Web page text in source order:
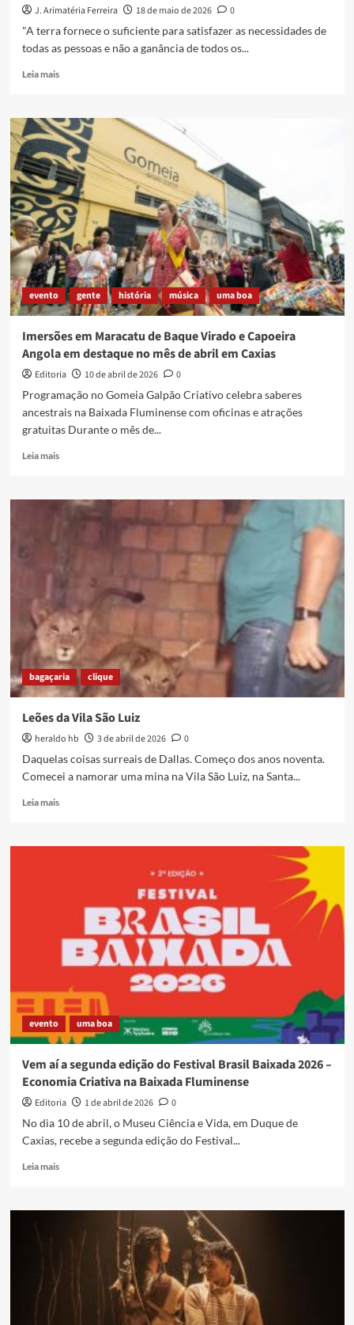
J. Arimatéria Ferreira 18 de maio de 2026
0
"A terra fornece o suficiente para satisfazer as necessidades de
todas as pessoas e não a ganância de todos os...
Leia maisRead
População
pede
o
fim
do
desmatamento
no
Parque
Equitativa
evento gente história música uma boa
Imersões em Maracatu de Baque Virado e Capoeira
Angola em destaque no mês de abril em Caxias
Editoria 10 de abril de 2026
0
Programação no Gomeia Galpão Criativo celebra saberes
ancestrais na Baixada Fluminense com oficinas e atrações
gratuitas Durante o mês de...
Leia maisRead
Imersões
Maracatu
Virado
e
Angola
em
destaque
no
mês
de
em
Caxias
bagaçaria clique
Leões da Vila São Luiz
heraldo hb 3 de abril de 2026
0
Daquelas coisas surreais de Dallas. Começo dos anos noventa.
Comecei a namorar uma mina na Vila São Luiz, na Santa...
Leia maisRead
Leões
evento uma boa
Vem aí a segunda edição do Festival Brasil Baixada 2026 –
Economia Criativa na Baixada Fluminense
Editoria 1 de abril de 2026
0
No dia 10 de abril, o Museu Ciência e Vida, em Duque de
Caxias, recebe a segunda edição do Festival...
Leia maisRead
Vem
do
Festival